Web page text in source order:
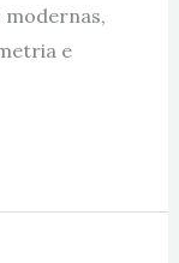
modernas,
e